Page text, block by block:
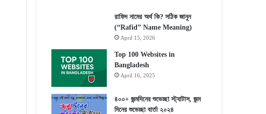
রাফিদ নামের অর্থ কি? সঠিক জানুন
(“Rafid” Name Meaning)
April 15, 2026
Top 100 Websites in
Bangladesh
April 16, 2025
৪০০+ জন্মদিনের শুভেচ্ছা স্ট্যাটাস, জন্ম
দিনের শুভেচ্ছা বার্তা ২০২৪